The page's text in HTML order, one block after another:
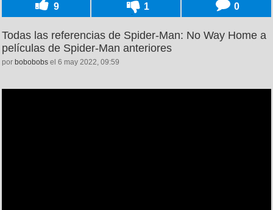
9 1 0
Todas las referencias de Spider-Man: No Way Home a
películas de Spider-Man anteriores
por bobobobs el 6 may 2022, 09:59